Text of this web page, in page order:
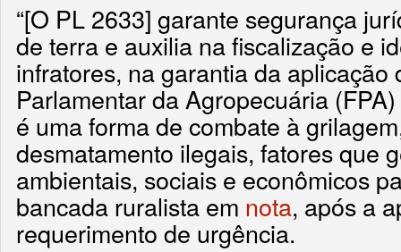
“[O PL 2633] garante segurança
de terra e auxilia na fiscalização e
infratores, na garantia da aplicação
Parlamentar da Agropecuária
é uma forma de combate à
desmatamento ilegais, fatores que
ambientais, sociais e econômicos
bancada ruralista em nota, após a
requerimento de urgência.